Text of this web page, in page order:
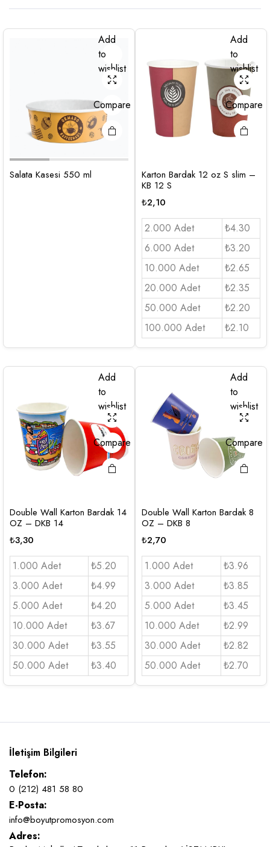
Add
to
wishlist
Compare
Salata Kasesi 550 ml
Add
to
wishlist
Compare
Karton Bardak 12 oz S slim –
KB 12 S
₺2,10
2.000 Adet
₺4.30
6.000 Adet
₺3.20
10.000 Adet
₺2.65
20.000 Adet
₺2.35
50.000 Adet
₺2.20
100.000 Adet
₺2.10
Add
to
wishlist
Compare
Double Wall Karton Bardak 14
OZ – DKB 14
₺3,30
1.000 Adet
₺5.20
3.000 Adet
₺4.99
5.000 Adet
₺4.20
10.000 Adet
₺3.67
30.000 Adet
₺3.55
50.000 Adet
₺3.40
Add
to
wishlist
Compare
Double Wall Karton Bardak 8
OZ – DKB 8
₺2,70
1.000 Adet
₺3.96
3.000 Adet
₺3.85
5.000 Adet
₺3.45
10.000 Adet
₺2.99
30.000 Adet
₺2.82
50.000 Adet
₺2.70
İletişim Bilgileri
Telefon:
0 (212) 481 58 80
E-Posta:
info@boyutpromosyon.com
Adres: